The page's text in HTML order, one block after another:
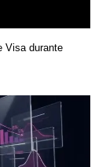
Visa durante